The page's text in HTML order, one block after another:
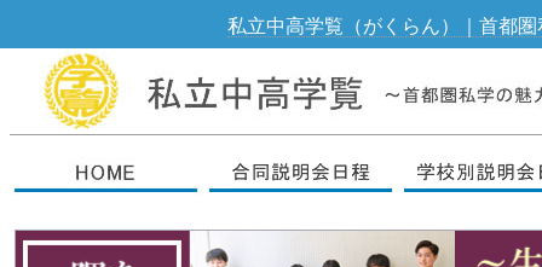
私立中高学覧（がくらん）｜首都